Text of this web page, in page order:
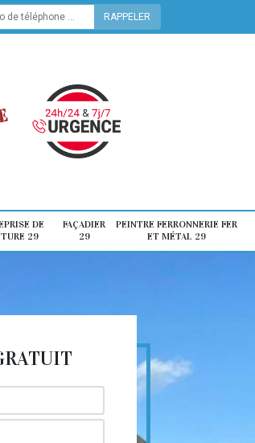
DE
29
FAÇADIER
29
PEINTRE FERRONNERIE FER
ET MÉTAL 29